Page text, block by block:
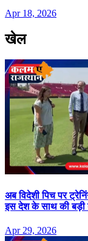
Apr 18, 2026
खेल
अब विदेशी पिच पर
इस देश के साथ की बड़ी
Apr 29, 2026